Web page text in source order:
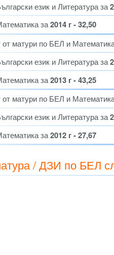
език и Литература за
за2014 г - 32,50
матури по БЕЛ и
език и Литература за
за2013 г - 43,25
матури по БЕЛ и
език и Литература за
за2012 г - 27,67
/ ДЗИ по БЕЛ